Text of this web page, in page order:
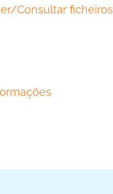
Consultar ficheiros